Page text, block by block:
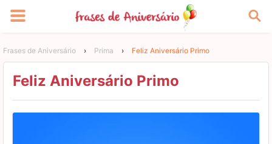
Frases de Aniversário › Prima › Feliz Aniversário Primo
Feliz Aniversário Primo